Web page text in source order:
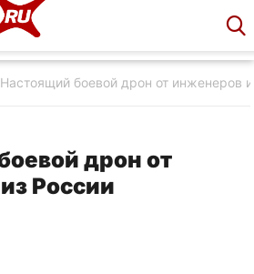
Настоящий боевой дрон от инженеров
дрон от
России